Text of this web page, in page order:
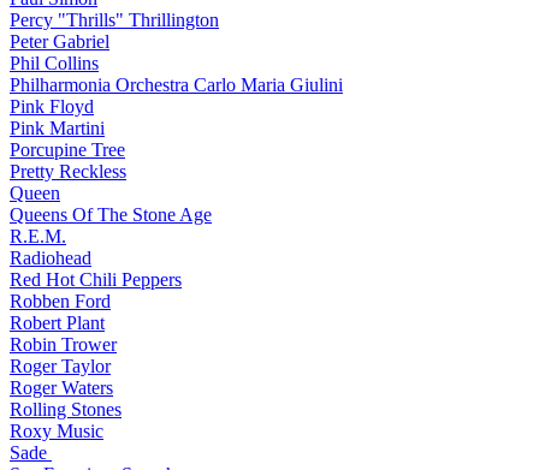
Percy "Thrills" Thrillington
Peter Gabriel
Phil Collins
Philharmonia Orchestra Carlo Maria Giulini
Pink Floyd
Pink Martini
Porcupine Tree
Pretty Reckless
Queen
Queens Of The Stone Age
R.E.M.
Radiohead
Red Hot Chili Peppers
Robben Ford
Robert Plant
Robin Trower
Roger Taylor
Roger Waters
Rolling Stones
Roxy Music
Sade